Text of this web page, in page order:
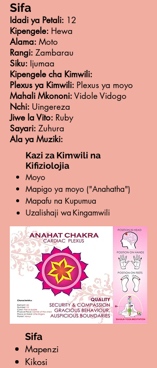
Sifa
Idadi ya Petali: 12
Kipengele: Hewa
Alama: Moto
Rangi: Zambarau
Siku: Ijumaa
Kipengele cha Kimwili:
Plexus ya Kimwili: Plexus ya moyo
Mahali Mkononi:Vidole Vidogo
Nchi: Uingereza
Jiwe la Vito: Ruby
Sayari: Zuhura
Ala ya Muziki:
Kazi za Kimwili na
Kifiziolojia
Moyo
Mapigo ya moyo ("Anahatha")
Mapafu na Kupumua
Uzalishaji wa Kingamwili
Sifa
Mapenzi
Kikosi